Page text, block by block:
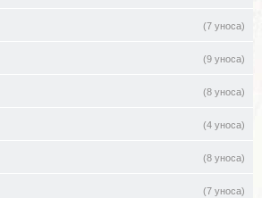
(7 уноса)
(9 уноса)
(8 уноса)
(4 уноса)
(8 уноса)
(7 уноса)